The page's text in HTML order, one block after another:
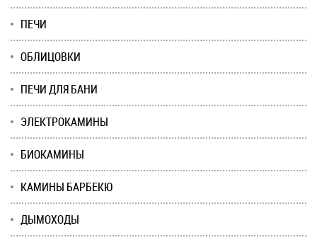
ПЕЧИ
ОБЛИЦОВКИ
ПЕЧИ ДЛЯ БАНИ
ЭЛЕКТРОКАМИНЫ
БИОКАМИНЫ
КАМИНЫ БАРБЕКЮ
ДЫМОХОДЫ